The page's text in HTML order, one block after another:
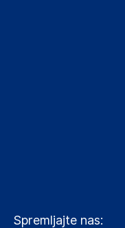
Spremljajte nas: